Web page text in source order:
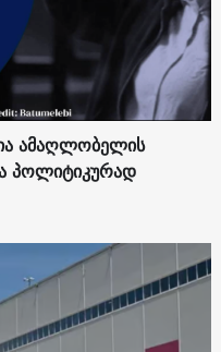
ამაღლობელის
პოლიტიკურად